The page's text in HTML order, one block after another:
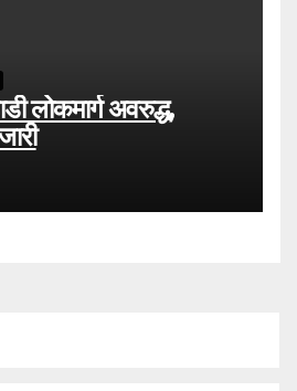
लोकमार्ग अवरुद्ध,